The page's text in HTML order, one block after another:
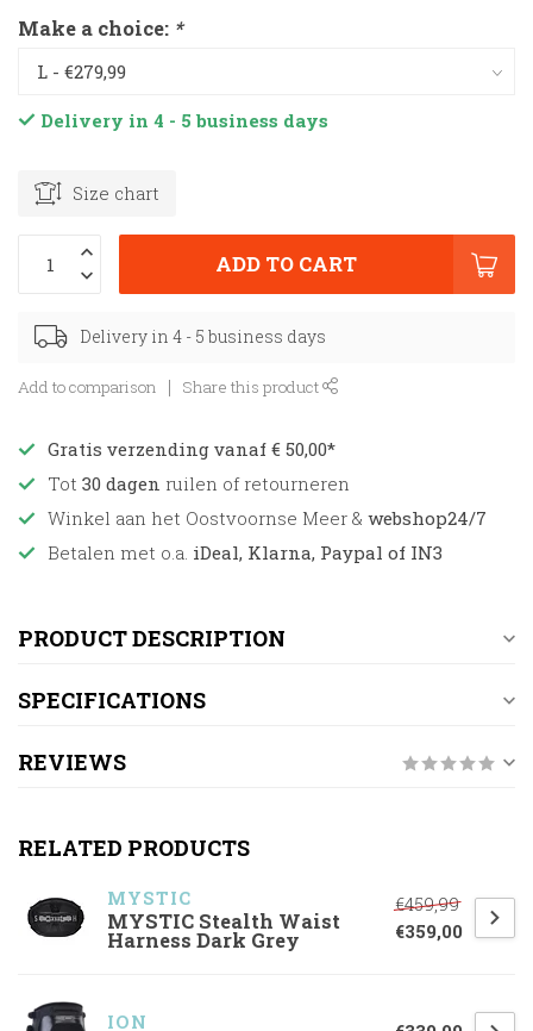
Make a choice: *
Delivery in 4 - 5 business days
Size chart
ADD TO CART
Delivery in 4 - 5 business days
Add to comparison Share this product
Gratis verzending vanaf € 50,00*
Tot 30 dagen ruilen of retourneren
Winkel aan het Oostvoornse Meer & webshop24/7
Betalen met o.a. iDeal, Klarna, Paypal of IN3
PRODUCT DESCRIPTION
SPECIFICATIONS
REVIEWS
RELATED PRODUCTS
MYSTIC
MYSTIC Stealth Waist
Harness Dark Grey
€459,99
€359,00
ION